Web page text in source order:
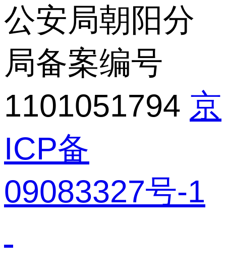
公安局朝阳分
局备案编号
1101051794 京
ICP备
09083327号-1